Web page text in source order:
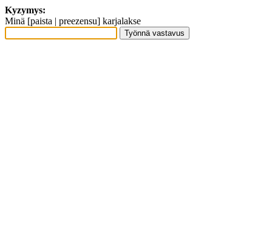
Kyzymys:
Minä [paista | preezensu] karjalakse